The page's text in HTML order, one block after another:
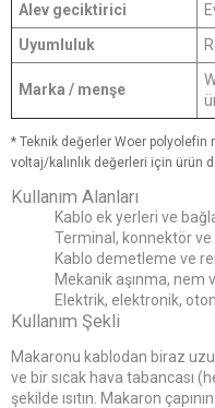
Alev geciktirici
Uyumluluk
Marka / menşe
* Teknik değerler Woer
voltaj/kalınlık değerleri için ürün
Kullanım Alanları
Kablo ek yerleri ve
Terminal, konnektör ve
Kablo demetleme ve
Mekanik aşınma, nem
Elektrik, elektronik,
Kullanım Şekli
Makaronu kablodan biraz
ve bir sıcak hava tabancası
şekilde ısıtın. Makaron